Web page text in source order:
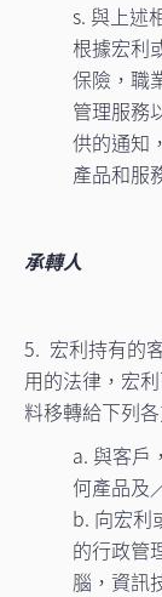
s. 與上述
根據宏利
保險，職
管理服務
供的通知
產品和服
承轉人
5. 宏利持有的
用的法律，宏
料移轉給下列
a. 與客戶
何產品及
b. 向宏利
的行政管
腦，資訊